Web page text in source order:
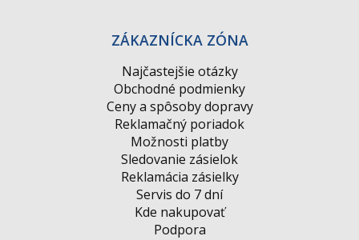
ZÁKAZNÍCKA ZÓNA
Najčastejšie otázky
Obchodné podmienky
Ceny a spôsoby dopravy
Reklamačný poriadok
Možnosti platby
Sledovanie zásielok
Reklamácia zásielky
Servis do 7 dní
Kde nakupovať
Podpora